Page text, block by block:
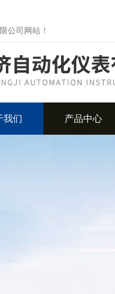
公司网站！
我们 产品中心